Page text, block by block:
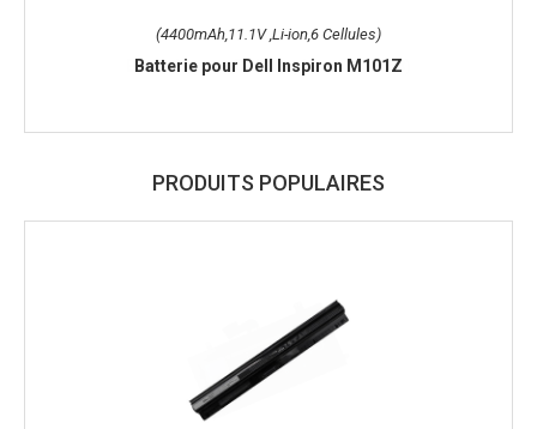
(4400mAh,11.1V ,Li-ion,6 Cellules)
Batterie pour Dell Inspiron M101Z
PRODUITS POPULAIRES